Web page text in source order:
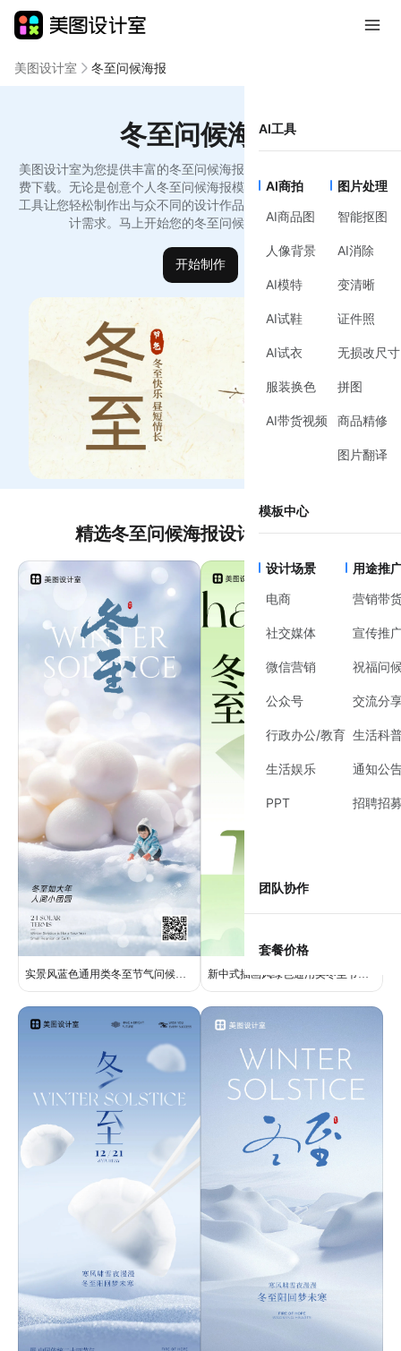
AI工具
AI商拍
AI商品图
人像背景
AI模特
AI试鞋
AI试衣
服装换色
AI带货视频
图片处理
智能抠图
AI消除
变清晰
证件照
无损改尺寸
拼图
商品精修
图片翻译
模板中心
设计场景
电商
社交媒体
微信营销
公众号
行政办公/教育
生活娱乐
PPT
用途推
营销带
宣传推
祝福问
交流分
生活科
通知公
招聘招
团队协作
套餐价格
美图设计室 冬至问候海报
冬至问候海报
美图设计室为您提供丰富的冬至问候海报模板，支持在线编辑和免
费下载。无论是创意个人冬至问候海报模版还是品牌宣传，我们的
工具让您轻松制作出与众不同的设计作品，简洁高效，满足您的设
计需求。马上开始您的冬至问候海报创作之旅！
开始制作
精选冬至问候海报设计模板推荐